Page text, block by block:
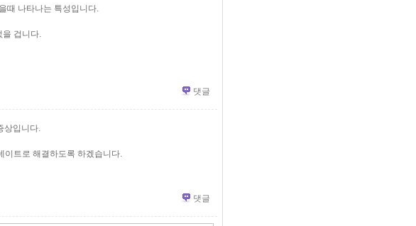
때 나타나는 특성입니다.
을 겁니다.
댓글
상입니다.
이트로 해결하도록 하겠습니다.
댓글